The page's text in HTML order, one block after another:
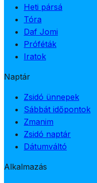
Heti pársá
Tóra
Daf Jomi
Próféták
Iratok
Naptár
Zsidó ünnepek
Sábbát időpontok
Zmanim
Zsidó naptár
Dátumváltó
Alkalmazás